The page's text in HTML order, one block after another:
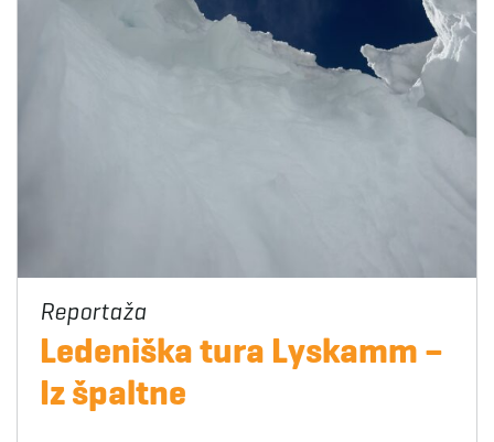
Ledeniška tura Lyskamm –
Iz špaltne